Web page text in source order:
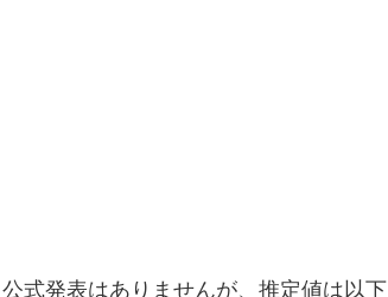
式発表はありませんが、推定値は以下